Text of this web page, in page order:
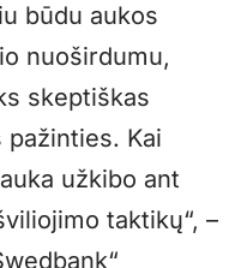
būdu aukos
nuoširdumu,
skeptiškas
Kai
užkibo ant
taktikų“, –